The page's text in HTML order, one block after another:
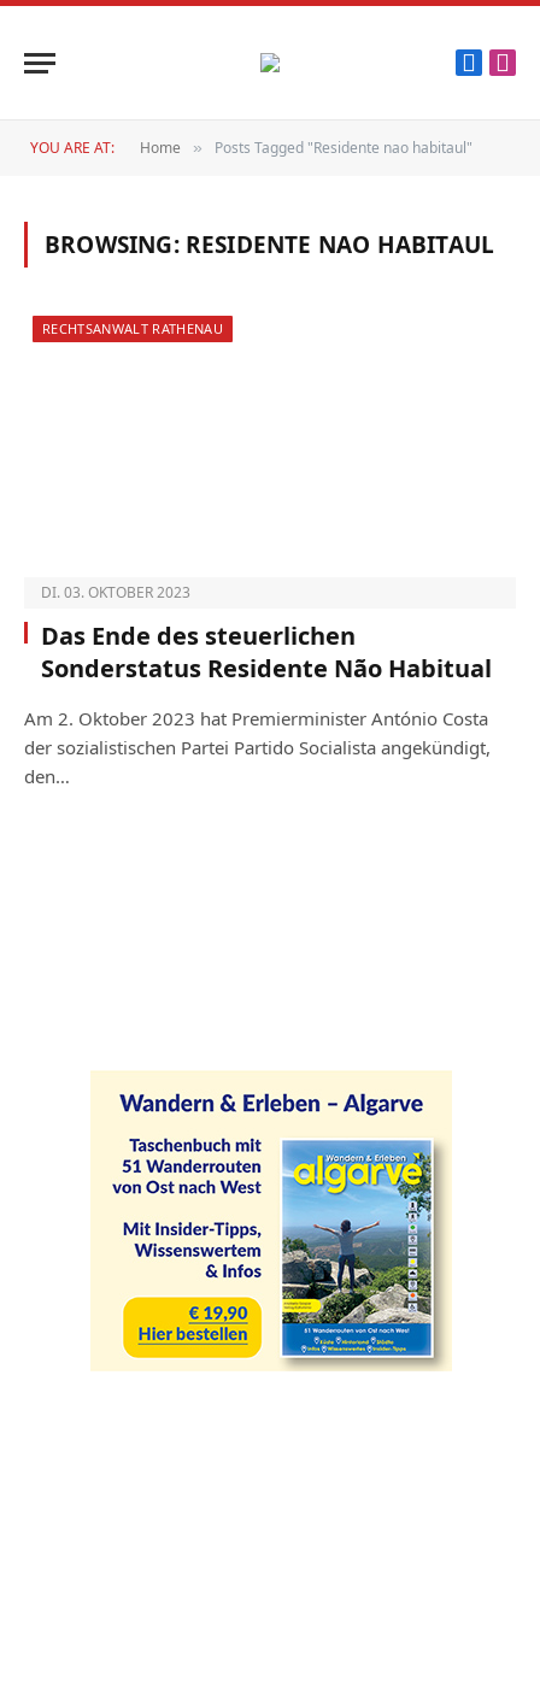
YOU ARE AT: Home » Posts Tagged "Residente nao habitaul"
BROWSING: RESIDENTE NAO HABITAUL
RECHTSANWALT RATHENAU
DI. 03. OKTOBER 2023
Das Ende des steuerlichen
Sonderstatus Residente Não Habitual
Am 2. Oktober 2023 hat Premierminister António Costa
der sozialistischen Partei Partido Socialista angekündigt,
den…